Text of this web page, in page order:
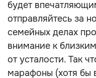
будет
отправляйтесь за
семейных делах
внимание к
от усталости. Так
марафоны (хотя бы